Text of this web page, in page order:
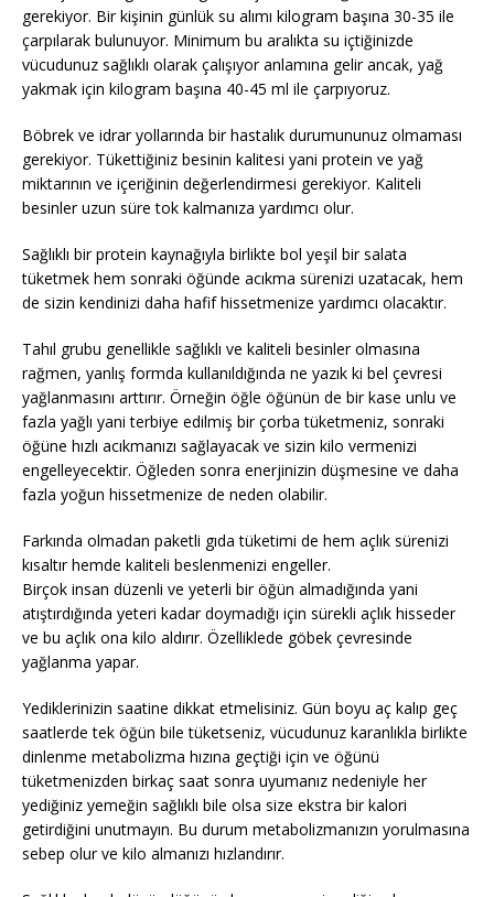
gerekiyor. Bir kişinin günlük su alımı kilogram başına 30-35 ile
çarpılarak bulunuyor. Minimum bu aralıkta su içtiğinizde
vücudunuz sağlıklı olarak çalışıyor anlamına gelir ancak, yağ
yakmak için kilogram başına 40-45 ml ile çarpıyoruz.
Böbrek ve idrar yollarında bir hastalık durumununuz olmaması
gerekiyor. Tükettiğiniz besinin kalitesi yani protein ve yağ
miktarının ve içeriğinin değerlendirmesi gerekiyor. Kaliteli
besinler uzun süre tok kalmanıza yardımcı olur.
Sağlıklı bir protein kaynağıyla birlikte bol yeşil bir salata
tüketmek hem sonraki öğünde acıkma sürenizi uzatacak, hem
de sizin kendinizi daha hafif hissetmenize yardımcı olacaktır.
Tahıl grubu genellikle sağlıklı ve kaliteli besinler olmasına
rağmen, yanlış formda kullanıldığında ne yazık ki bel çevresi
yağlanmasını arttırır. Örneğin öğle öğünün de bir kase unlu ve
fazla yağlı yani terbiye edilmiş bir çorba tüketmeniz, sonraki
öğüne hızlı acıkmanızı sağlayacak ve sizin kilo vermenizi
engelleyecektir. Öğleden sonra enerjinizin düşmesine ve daha
fazla yoğun hissetmenize de neden olabilir.
Farkında olmadan paketli gıda tüketimi de hem açlık sürenizi
kısaltır hemde kaliteli beslenmenizi engeller.
Birçok insan düzenli ve yeterli bir öğün almadığında yani
atıştırdığında yeteri kadar doymadığı için sürekli açlık hisseder
ve bu açlık ona kilo aldırır. Özelliklede göbek çevresinde
yağlanma yapar.
Yediklerinizin saatine dikkat etmelisiniz. Gün boyu aç kalıp geç
saatlerde tek öğün bile tüketseniz, vücudunuz karanlıkla birlikte
dinlenme metabolizma hızına geçtiği için ve öğünü
tüketmenizden birkaç saat sonra uyumanız nedeniyle her
yediğiniz yemeğin sağlıklı bile olsa size ekstra bir kalori
getirdiğini unutmayın. Bu durum metabolizmanızın yorulmasına
sebep olur ve kilo almanızı hızlandırır.